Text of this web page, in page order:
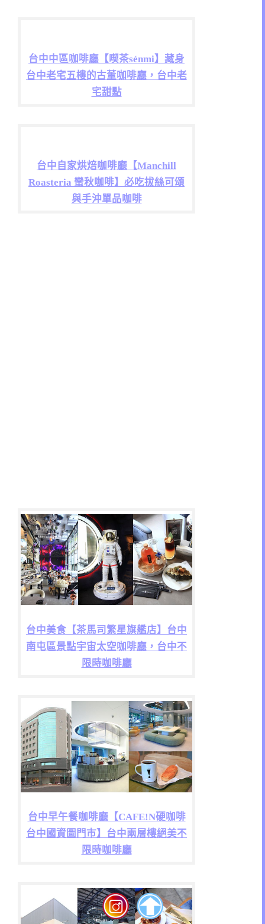
台中中區咖啡廳【喫茶sénmi】藏身
台中老宅五樓的古董咖啡廳，台中老
宅甜點
台中自家烘焙咖啡廳【Manchill
Roasteria 蠻秋咖啡】必吃拔絲可頌
與手沖單品咖啡
台中美食【茶馬司繁星旗艦店】台中
南屯區景點宇宙太空咖啡廳，台中不
限時咖啡廳
台中早午餐咖啡廳【CAFE!N硬咖啡
台中國資圖門市】台中兩層樓絕美不
限時咖啡廳